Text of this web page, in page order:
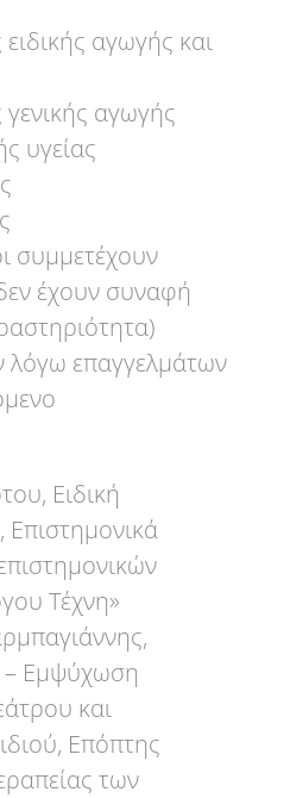
ειδικής αγωγής και
γενικής αγωγής
υγείας
συμμετέχουν
έχουν συναφή
λόγω επαγγελμάτων
Ειδική
Τέχνη»
– Εμψύχωση
και
Επόπτης
των